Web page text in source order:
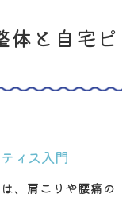
体と自宅ピ
ィス入門
、肩こりや腰痛の